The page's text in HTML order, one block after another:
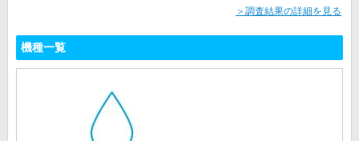
＞調査結果の詳細を見る
機種一覧